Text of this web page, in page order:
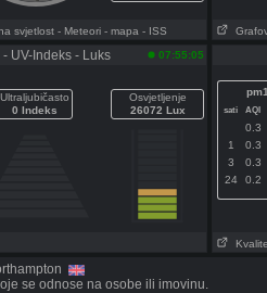
svjetlost - Meteori - mapa - ISS
- UV-Indeks - Luks 07:55:05
Ultraljubičasto
0 Indeks
Osvjetljenje
26072 Lux
sati AQI
0.3
1
0.3
3
0.3
24
0.2
se odnose na osobe ili imovinu.